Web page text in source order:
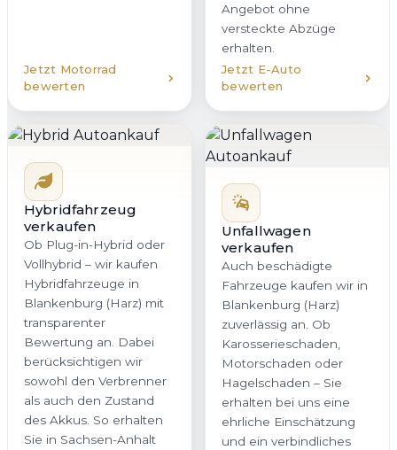
Jetzt Motorrad
bewerten
Angebot ohne
versteckte Abzüge
erhalten.
Jetzt E-Auto
bewerten
Hybridfahrzeug
verkaufen
Ob Plug-in-Hybrid oder
Vollhybrid – wir kaufen
Hybridfahrzeuge in
Blankenburg (Harz) mit
transparenter
Bewertung an. Dabei
berücksichtigen wir
sowohl den Verbrenner
als auch den Zustand
des Akkus. So erhalten
Sie in Sachsen-Anhalt
Unfallwagen
verkaufen
Auch beschädigte
Fahrzeuge kaufen wir in
Blankenburg (Harz)
zuverlässig an. Ob
Karosserieschaden,
Motorschaden oder
Hagelschaden – Sie
erhalten bei uns eine
ehrliche Einschätzung
und ein verbindliches